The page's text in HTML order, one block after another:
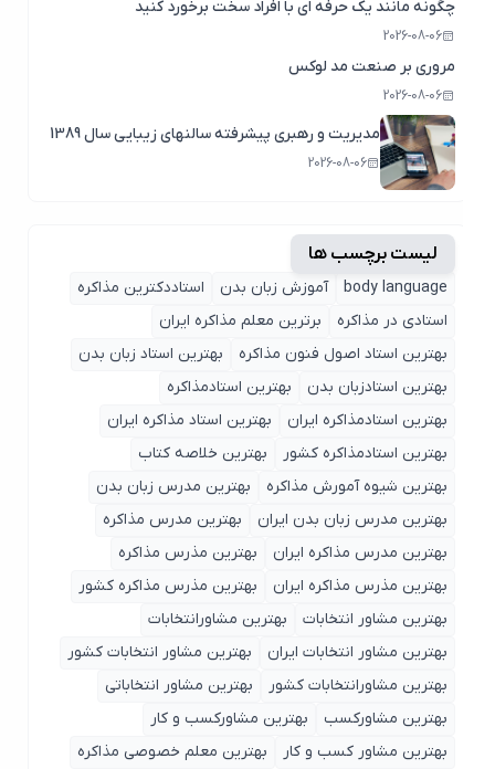
چگونه مانند یک حرفه ای با افراد سخت برخورد کنید
2026-08-06
مروری بر صنعت مد لوکس
2026-08-06
مدیریت و رهبری پیشرفته سالنهای زیبایی سال 1389
2026-08-06
لیست برچسب ها
body language آموزش زبان بدن
استاددکترین مذاکره
استادی در مذاکره
برترین معلم مذاکره ایران
بهترین استاد اصول ‌فنون مذاکره
بهترین استاد زبان بدن
بهترین استادزبان بدن
بهترین استادمذاکره
بهترین استادمذاکره ایران
بهترین استاد مذاکره ایران
بهترین استادمذاکره کشور
بهترین خلاصه کتاب
بهترین شیوه آمورش مذاکره
بهترین مدرس زبان بدن
بهترین مدرس زبان بدن ایران
بهترین مدرس مذاکره
بهترین مدرس مذاکره ایران
بهترین مذرس مذاکره
بهترین مذرس مذاکره ایران
بهترین مذرس مذاکره کشور
بهترین مشاور انتخابات
بهترین مشاورانتخابات
بهترین مشاور انتخابات ایران
بهترین مشاور انتخابات کشور
بهترین مشاورانتخابات کشور
بهترین مشاور انتخاباتی
بهترین مشاورکسب
بهترین مشاورکسب و کار
بهترین مشاور کسب و کار
بهترین معلم خصوصی مذاکره